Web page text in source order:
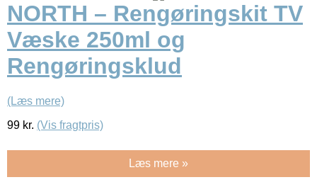
NORTH – Rengøringskit TV
Væske 250ml og
Rengøringsklud
(Læs mere)
99 kr. (Vis fragtpris)
Læs mere »